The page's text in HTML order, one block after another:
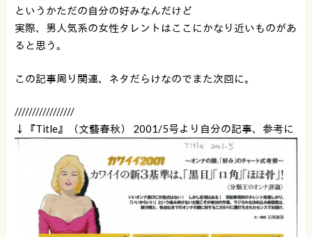
というかただの自分の好みなんだけど
実際、男人気系の女性タレントはここにかなり近いものがあ
ると思う。
この記事周り関連、ネタだらけなのでまた次回に。
/////////////////
↓『Title』（文藝春秋） 2001/5号より自分の記事、参考に